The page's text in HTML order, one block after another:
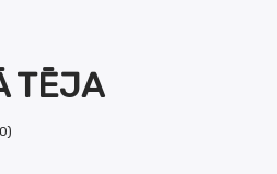
TĒJA